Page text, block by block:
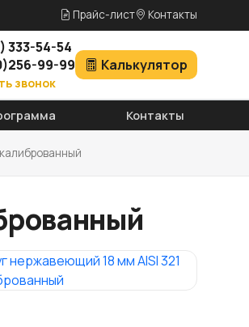
Прайс-лист Контакты
333-54-54
256-99-99
звонок
Калькулятор
Контакты